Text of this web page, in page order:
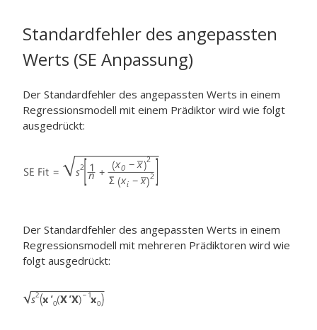
Standardfehler des angepassten
Werts (SE Anpassung)
Der Standardfehler des angepassten Werts in einem
Regressionsmodell mit einem Prädiktor wird wie folgt
ausgedrückt:
Der Standardfehler des angepassten Werts in einem
Regressionsmodell mit mehreren Prädiktoren wird wie
folgt ausgedrückt: